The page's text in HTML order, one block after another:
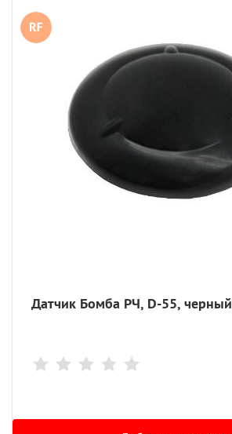
Датчик Бомба РЧ, D-55, черный